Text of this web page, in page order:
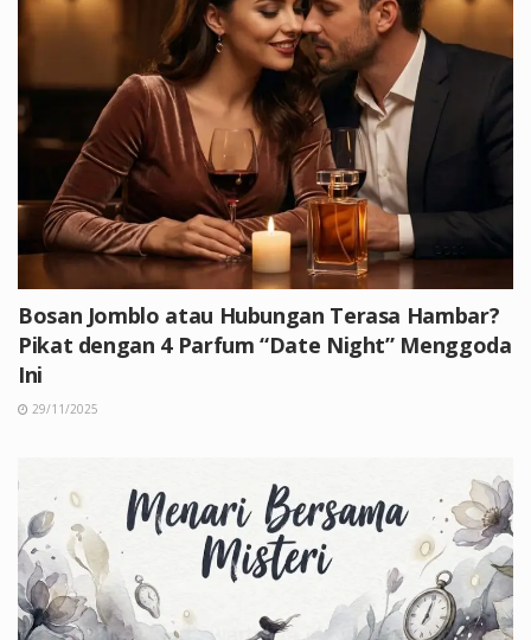
Bosan Jomblo atau Hubungan Terasa Hambar?
Pikat dengan 4 Parfum “Date Night” Menggoda
Ini
29/11/2025